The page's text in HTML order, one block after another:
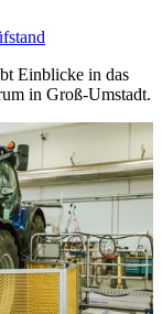
Einblicke in das
in Groß-Umstadt.